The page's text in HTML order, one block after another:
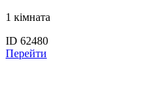
1 кімната
ID 62480
Перейти